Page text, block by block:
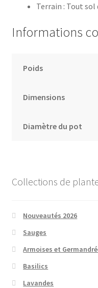
Terrain : Tout
Informations
Poids
Dimensions
Diamètre du pot
Collections de
Nouveautés 2026
Sauges
Armoises et
Basilics
Lavandes